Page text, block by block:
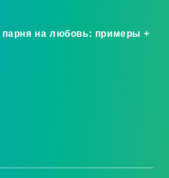
на любовь: примеры +